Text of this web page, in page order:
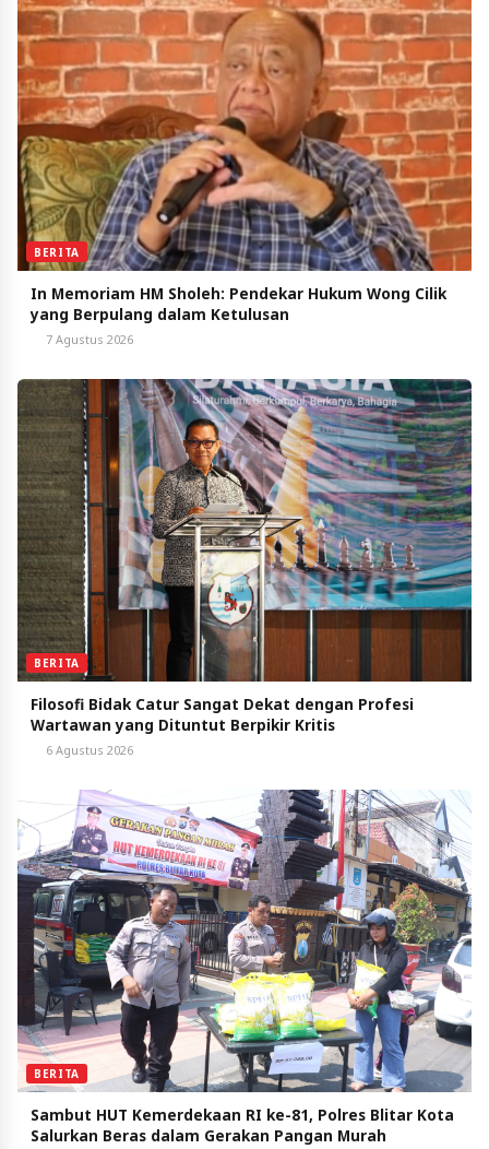
BERITA
In Memoriam HM Sholeh: Pendekar Hukum Wong Cilik
yang Berpulang dalam Ketulusan
7 Agustus 2026
BERITA
Filosofi Bidak Catur Sangat Dekat dengan Profesi
Wartawan yang Dituntut Berpikir Kritis
6 Agustus 2026
BERITA
Sambut HUT Kemerdekaan RI ke-81, Polres Blitar Kota
Salurkan Beras dalam Gerakan Pangan Murah